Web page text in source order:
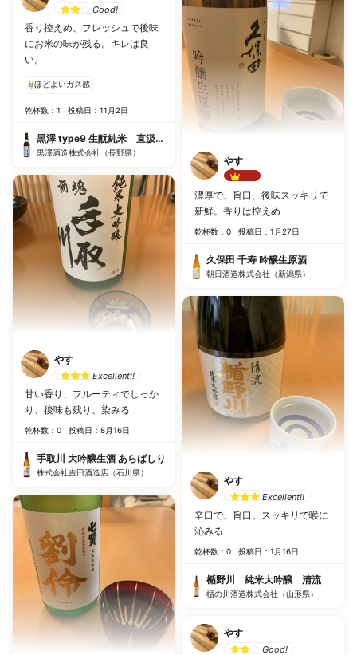
Good!
香り控えめ、フレッシュで後味
にお米の味が残る。キレは良
い。
#ほどよいガス感
乾杯数：1 投稿日：11月2日
黒澤 type9 生酛純米 直汲み生原酒
黒澤酒造株式会社（長野県）
やす
Excellent!!
甘い香り、フルーティでしっか
り、後味も残り、染みる
乾杯数：0 投稿日：8月16日
手取川 大吟醸生酒 あらばしり
株式会社吉田酒造店（石川県）
やす
Best!!
濃厚で、旨口、後味スッキリで
新鮮。香りは控えめ
乾杯数：0 投稿日：1月27日
久保田 千寿 吟醸生原酒
朝日酒造株式会社（新潟県）
やす
Excellent!!
辛口で、旨口。スッキリで喉に
沁みる
乾杯数：0 投稿日：1月16日
楯野川 純米大吟醸 清流
楯の川酒造株式会社（山形県）
やす
Good!